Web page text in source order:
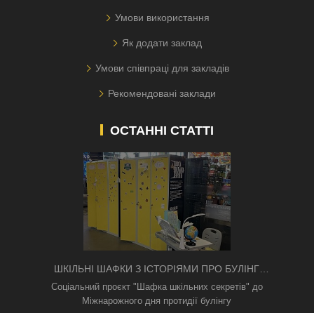
Умови використання
Як додати заклад
Умови співпраці для закладів
Рекомендовані заклади
ОСТАННІ СТАТТІ
ШКІЛЬНІ ШАФКИ З ІСТОРІЯМИ ПРО БУЛІНГ
З'ЯВИЛИСЯ В КИЄВІ
Соціальний проєкт "Шафка шкільних секретів" до
Міжнарожного дня протидії булінгу